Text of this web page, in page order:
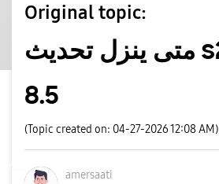
Original topic:
متى ينزل تحديث s22 الترا
8.5
(Topic created on: 04-27-2026 12:08 AM)
amersaati